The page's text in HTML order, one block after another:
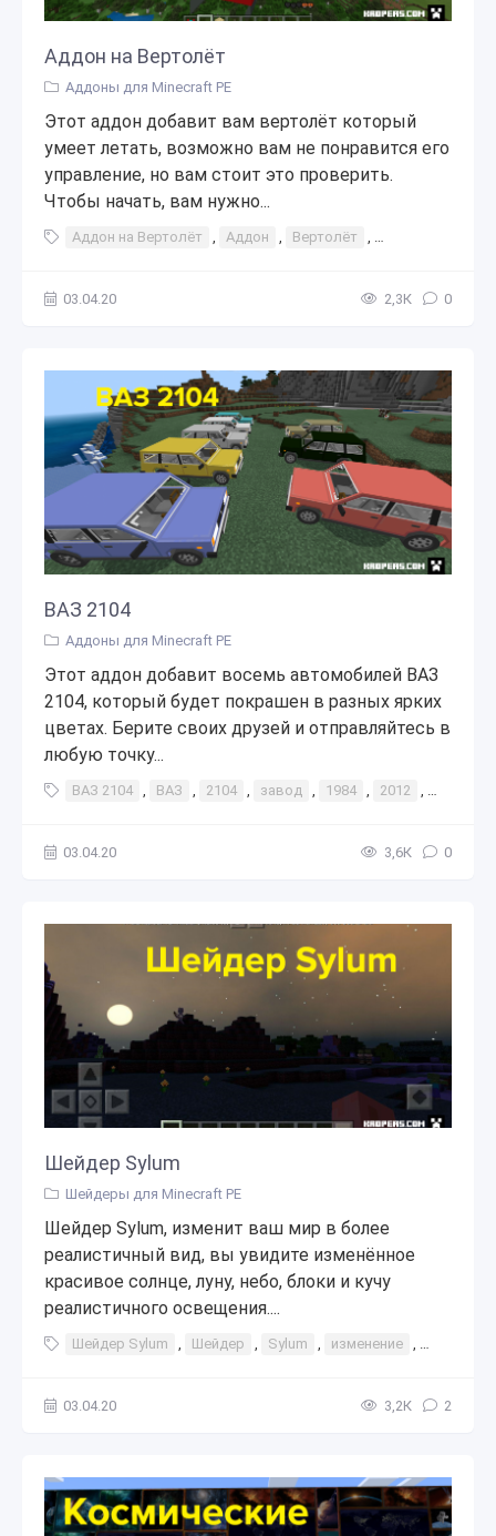
Аддон на Вертолёт
Аддоны для Minecraft PE
Этот аддон добавит вам вертолёт который
умеет летать, возможно вам не понравится его
управление, но вам стоит это проверить.
Чтобы начать, вам нужно...
Аддон на Вертолёт , Аддон , Вертолёт , дополнение
03.04.20 2,3К 0
ВАЗ 2104
Аддоны для Minecraft PE
Этот аддон добавит восемь автомобилей ВАЗ
2104, который будет покрашен в разных ярких
цветах. Берите своих друзей и отправляйтесь в
любую точку...
ВАЗ 2104 , ВАЗ , 2104 , завод , 1984 , 2012 ,
03.04.20 3,6К 0
Шейдер Sylum
Шейдеры для Minecraft PE
Шейдер Sylum, изменит ваш мир в более
реалистичный вид, вы увидите изменённое
красивое солнце, луну, небо, блоки и кучу
реалистичного освещения....
Шейдер Sylum , Шейдер , Sylum , изменение ,
03.04.20 3,2К 2